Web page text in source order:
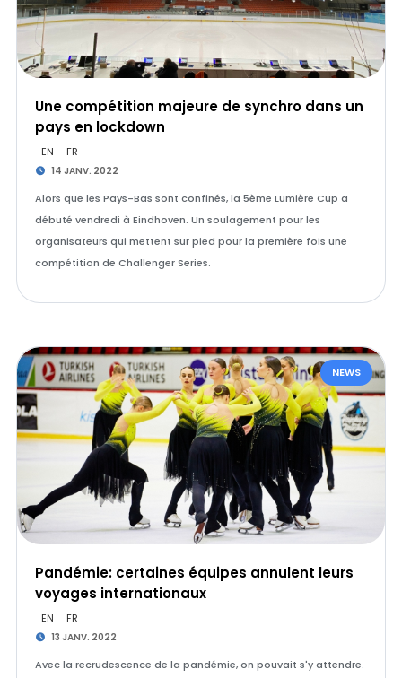
Une compétition majeure de synchro dans un
pays en lockdown
EN FR
14 JANV. 2022
Alors que les Pays-Bas sont confinés, la 5ème Lumière Cup a
débuté vendredi à Eindhoven. Un soulagement pour les
organisateurs qui mettent sur pied pour la première fois une
compétition de Challenger Series.
NEWS
Pandémie: certaines équipes annulent leurs
voyages internationaux
EN FR
13 JANV. 2022
Avec la recrudescence de la pandémie, on pouvait s'y attendre.